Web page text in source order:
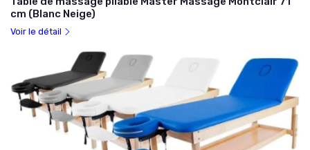
cm (Blanc Neige)
Voir le détail